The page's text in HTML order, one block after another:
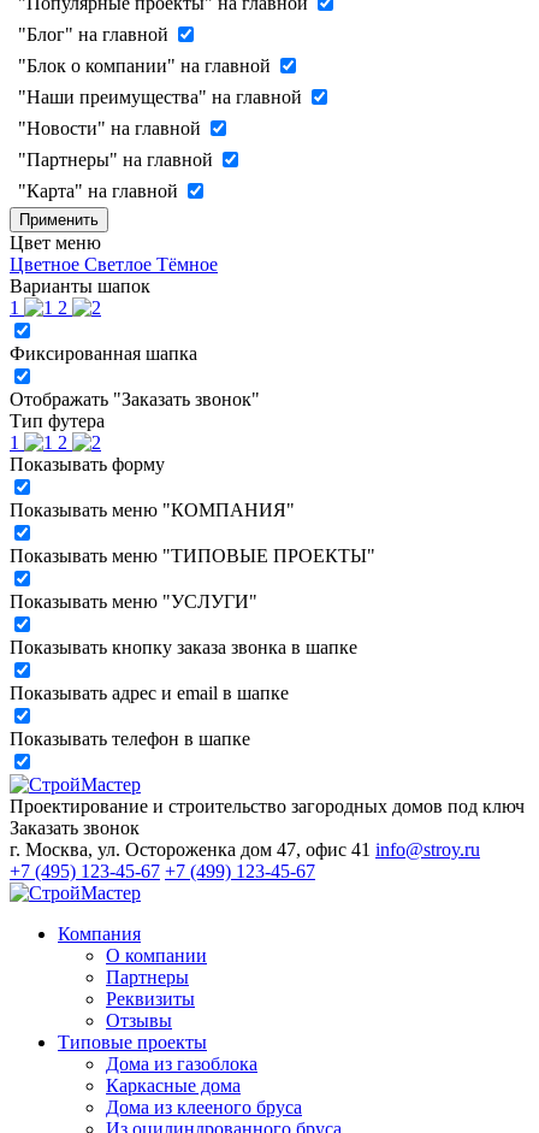
"Блог" на главной
"Блок о компании" на главной
"Наши преимущества" на главной
"Новости" на главной
"Партнеры" на главной
"Карта" на главной
Применить
Цвет меню
Цветное Светлое Тёмное
Варианты шапок
1
2
Фиксированная шапка
Отображать "Заказать звонок"
Тип футера
1
2
Показывать форму
Показывать меню "КОМПАНИЯ"
Показывать меню "ТИПОВЫЕ ПРОЕКТЫ"
Показывать меню "УСЛУГИ"
Показывать кнопку заказа звонка в шапке
Показывать адрес и email в шапке
Показывать телефон в шапке
Проектирование и строительство загородных домов под ключ
Заказать звонок
г. Москва, ул. Остороженка дом 47, офис 41 info@stroy.ru
+7 (495) 123-45-67 +7 (499) 123-45-67
Компания
О компании
Партнеры
Реквизиты
Отзывы
Типовые проекты
Дома из газоблока
Каркасные дома
Дома из клееного бруса
Из оцилиндрованного бруса